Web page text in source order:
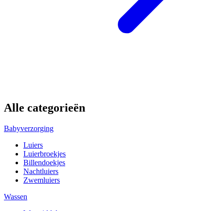
Alle categorieën
Babyverzorging
Luiers
Luierbroekjes
Billendoekjes
Nachtluiers
Zwemluiers
Wassen